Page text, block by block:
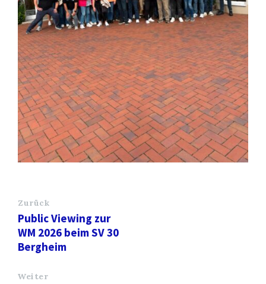
Zurück
Public Viewing zur
WM 2026 beim SV 30
Bergheim
Weiter